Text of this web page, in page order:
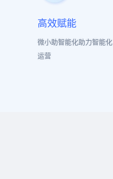
高效赋能
微小助智能化助力智能化
运营